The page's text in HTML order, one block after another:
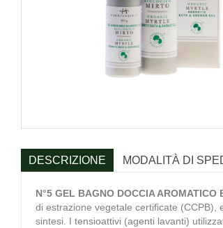
DESCRIZIONE MODALITÀ DI
N°5 GEL BAGNO DOCCIA AROMATICO
di estrazione vegetale certificate
sintesi. I tensioattivi (agenti lavanti)